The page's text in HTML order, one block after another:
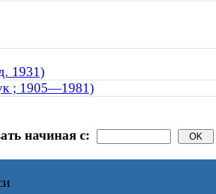
1931)
; 1905—1981)
начиная с: